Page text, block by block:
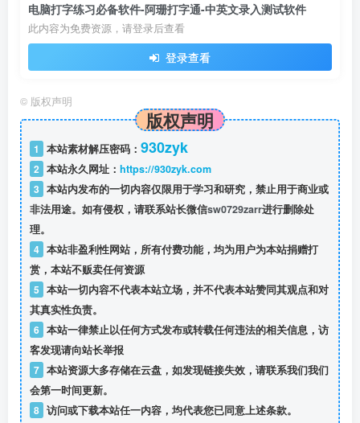
电脑打字练习必备软件-阿珊打字通-中英文录入测试软件
此内容为免费资源，请登录后查看
登录查看
© 版权声明
版权声明
1 本站素材解压密码： 930zyk
2 本站永久网址： https://930zyk.com
3 本站内发布的一切内容仅限用于学习和研究，禁止用于商业或
非法用途。如有侵权，请联系站长微信sw0729zarr进行删除处
理。
4 本站非盈利性网站，所有付费功能，均为用户为本站捐赠打
赏，本站不贩卖任何资源
5 本站一切内容不代表本站立场，并不代表本站赞同其观点和对
其真实性负责。
6 本站一律禁止以任何方式发布或转载任何违法的相关信息，访
客发现请向站长举报
7 本站资源大多存储在云盘，如发现链接失效，请联系我们我们
会第一时间更新。
8 访问或下载本站任一内容，均代表您已同意上述条款。